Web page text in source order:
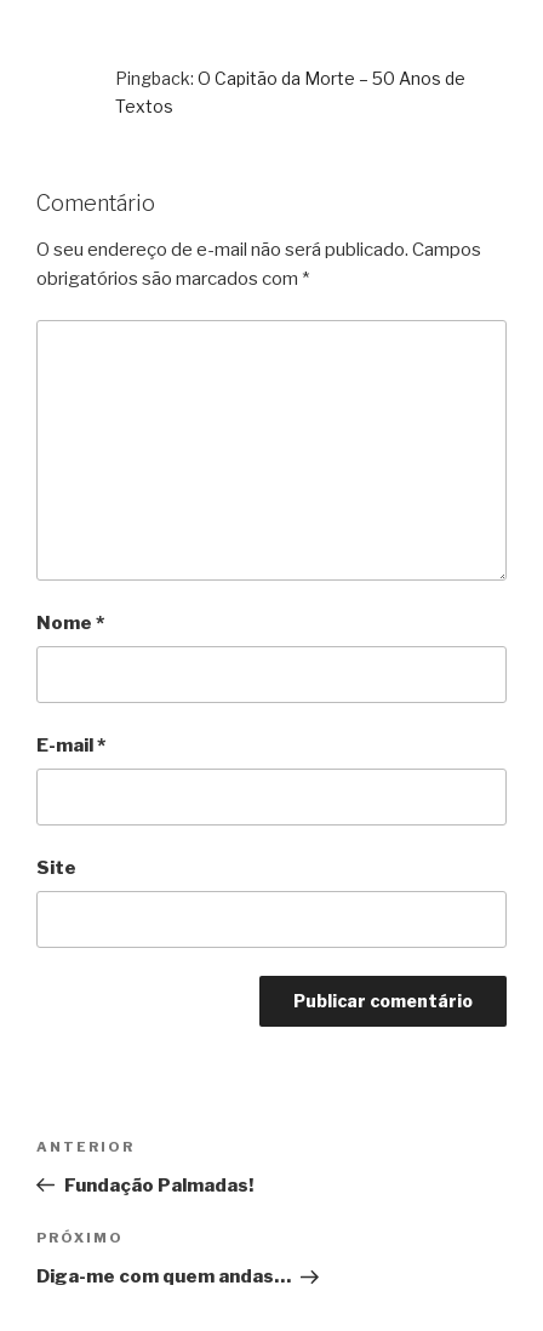
Pingback: O Capitão da Morte – 50 Anos de
Textos
Comentário
O seu endereço de e-mail não será publicado. Campos
obrigatórios são marcados com *
Nome *
E-mail*
Site
Post
Anterior
ANTERIOR
Fundação Palmadas!
Próximo
PRÓXIMO
Diga-me com quem andas…